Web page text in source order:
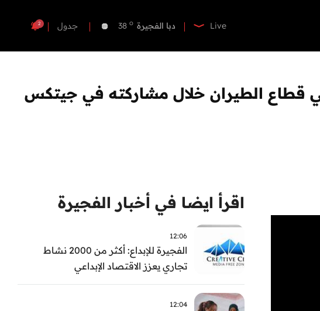
Live دبا الفجيرة 38 o
أم القيوين 37 o
جدول 2
قطاع الطيران خلال مشاركته في جيتكس
اقرأ ايضا في أخبار الفجيرة
12:06
الفجيرة للإبداع: أكثر من 2000 نشاط
تجاري يعزز الاقتصاد الإبداعي
12:04